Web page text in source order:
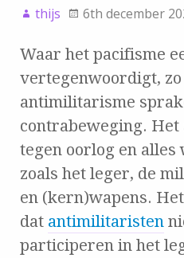
thijs 6th december
Waar het pacifisme
vertegenwoordigt,
antimilitarisme
contrabeweging.
tegen oorlog en
zoals het leger, de
en (kern)wapens.
dat antimilitaristen
participeren in het